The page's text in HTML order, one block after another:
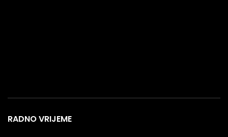
RADNO VRIJEME